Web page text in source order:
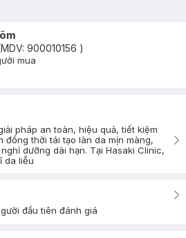
900010156 )
Icon
mua
pháp an toàn, hiệu quả, tiết kiệm
đồng thời tái tạo làn da mịn màng,
dưỡng dài hạn. Tại Hasaki Clinic,
da liễu
đầu tiên đánh giá